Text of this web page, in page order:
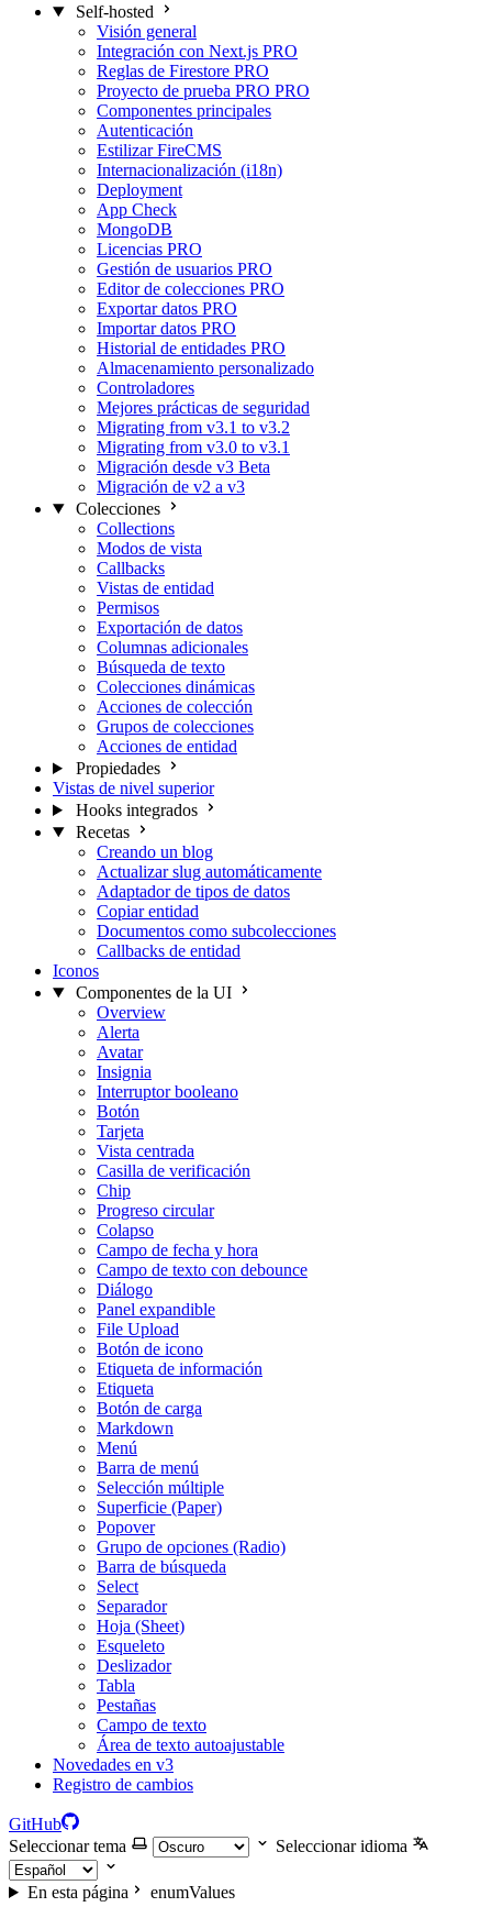
Self-hosted
Visión general
Integración con Next.js PRO
Reglas de Firestore PRO
Proyecto de prueba PRO PRO
Componentes principales
Autenticación
Estilizar FireCMS
Internacionalización (i18n)
Deployment
App Check
MongoDB
Licencias PRO
Gestión de usuarios PRO
Editor de colecciones PRO
Exportar datos PRO
Importar datos PRO
Historial de entidades PRO
Almacenamiento personalizado
Controladores
Mejores prácticas de seguridad
Migrating from v3.1 to v3.2
Migrating from v3.0 to v3.1
Migración desde v3 Beta
Migración de v2 a v3
Colecciones
Collections
Modos de vista
Callbacks
Vistas de entidad
Permisos
Exportación de datos
Columnas adicionales
Búsqueda de texto
Colecciones dinámicas
Acciones de colección
Grupos de colecciones
Acciones de entidad
Propiedades
Vistas de nivel superior
Hooks integrados
Recetas
Creando un blog
Actualizar slug automáticamente
Adaptador de tipos de datos
Copiar entidad
Documentos como subcolecciones
Callbacks de entidad
Iconos
Componentes de la UI
Overview
Alerta
Avatar
Insignia
Interruptor booleano
Botón
Tarjeta
Vista centrada
Casilla de verificación
Chip
Progreso circular
Colapso
Campo de fecha y hora
Campo de texto con debounce
Diálogo
Panel expandible
File Upload
Botón de icono
Etiqueta de información
Etiqueta
Botón de carga
Markdown
Menú
Barra de menú
Selección múltiple
Superficie (Paper)
Popover
Grupo de opciones (Radio)
Barra de búsqueda
Select
Separador
Hoja (Sheet)
Esqueleto
Deslizador
Tabla
Pestañas
Campo de texto
Área de texto autoajustable
Novedades en v3
Registro de cambios
GitHub
Seleccionar tema
Seleccionar idioma
En esta página enumValues